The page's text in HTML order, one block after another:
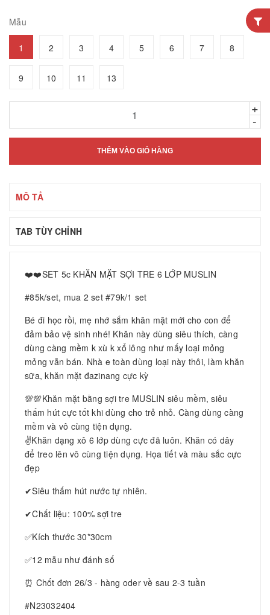
Mẫu
1 2 3 4 5 6 7 8
9 10 11 13
+
-
THÊM VÀO GIỎ HÀNG
MÔ TẢ
TAB TÙY CHỈNH
❤️❤️SET 5c KHĂN MẶT SỢI TRE 6 LỚP MUSLIN
#85k/set, mua 2 set #79k/1 set
Bé đi học rồi, mẹ nhớ sắm khăn mặt mới cho con để
đảm bảo vệ sinh nhé! Khăn này dùng siêu thích, càng
dùng càng mềm k xù k xổ lông như mấy loại mỏng
mỏng vẫn bán. Nhà e toàn dùng loại này thôi, làm khăn
sữa, khăn mặt đazinang cực kỳ
💯💯Khăn mặt bằng sợi tre MUSLIN siêu mềm, siêu
thấm hút cực tốt khi dùng cho trẻ nhỏ. Càng dùng càng
mềm và vô cùng tiện dụng.
✌Khăn dạng xô 6 lớp dùng cực đã luôn. Khăn có dây
để treo lên vô cùng tiện dụng. Họa tiết và màu sắc cực
đẹp
✔Siêu thấm hút nước tự nhiên.
✔Chất liệu: 100% sợi tre
✅Kích thước 30*30cm
✅12 mẫu như đánh số
⏰ Chốt đơn 26/3 - hàng oder về sau 2-3 tuần
#N23032404